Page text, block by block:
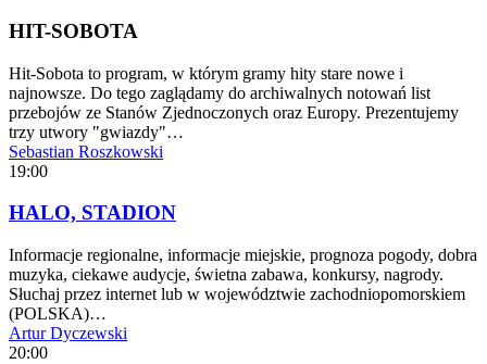
HIT-SOBOTA
Hit-Sobota to program, w którym gramy hity stare nowe i
najnowsze. Do tego zaglądamy do archiwalnych notowań list
przebojów ze Stanów Zjednoczonych oraz Europy. Prezentujemy
trzy utwory "gwiazdy"…
Sebastian Roszkowski
19:00
HALO, STADION
Informacje regionalne, informacje miejskie, prognoza pogody, dobra
muzyka, ciekawe audycje, świetna zabawa, konkursy, nagrody.
Słuchaj przez internet lub w województwie zachodniopomorskiem
(POLSKA)…
Artur Dyczewski
20:00